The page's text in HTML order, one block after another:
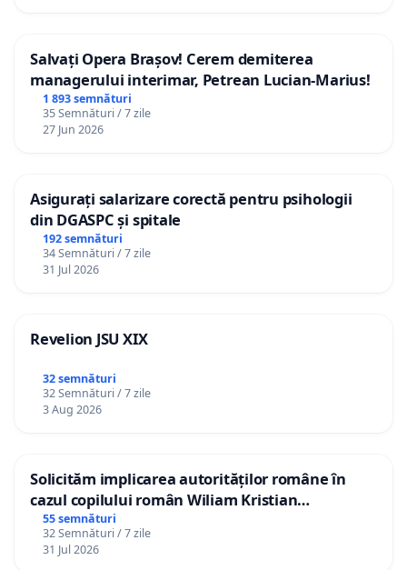
Salvați Opera Brașov! Cerem demiterea
managerului interimar, Petrean Lucian-Marius!
1 893 semnături
35 Semnături / 7 zile
27 Jun 2026
Asigurați salarizare corectă pentru psihologii
din DGASPC și spitale
192 semnături
34 Semnături / 7 zile
31 Jul 2026
Revelion JSU XIX
32 semnături
32 Semnături / 7 zile
3 Aug 2026
Solicităm implicarea autorităților române în
cazul copilului român Wiliam Kristian
Gheorghe, aflat în plasament în Danemarca de
12 ani
55 semnături
32 Semnături / 7 zile
31 Jul 2026